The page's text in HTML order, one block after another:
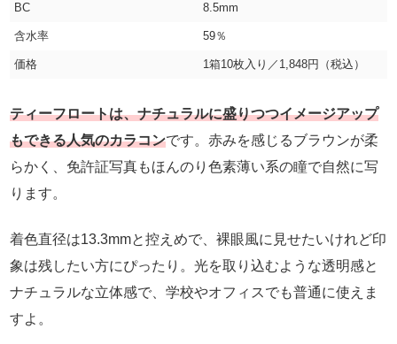
BC 8.5mm
含水率 59％
価格 1箱10枚入り／1,848円（税込）
ティーフロートは、ナチュラルに盛りつつイメージアップ
もできる人気のカラコンです。赤みを感じるブラウンが柔
らかく、免許証写真もほんのり色素薄い系の瞳で自然に写
ります。
着色直径は13.3mmと控えめで、裸眼風に見せたいけれど印
象は残したい方にぴったり。光を取り込むような透明感と
ナチュラルな立体感で、学校やオフィスでも普通に使えま
すよ。